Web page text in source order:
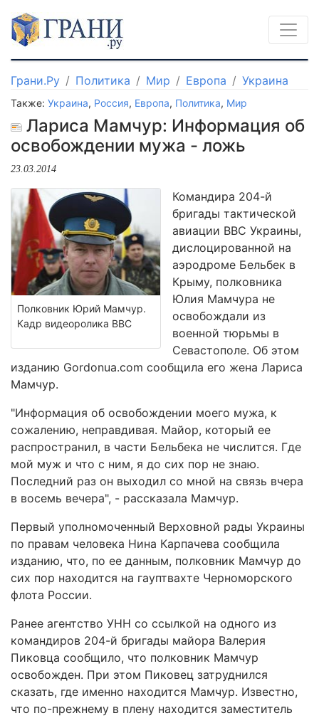
Грани.Ру Политика Мир Европа Украина
Также: Украина, Россия, Европа, Политика, Мир
Лариса Мамчур: Информация об
освобождении мужа - ложь
23.03.2014
Полковник Юрий Мамчур.
Кадр видеоролика ВВС
Командира 204-й
бригады тактической
авиации ВВС Украины,
дислоцированной на
аэродроме Бельбек в
Крыму, полковника
Юлия Мамчура не
освобождали из
военной тюрьмы в
Севастополе. Об этом
изданию Gordonua.com сообщила его жена Лариса
Мамчур.
"Информация об освобождении моего мужа, к
сожалению, неправдивая. Майор, который ее
распространил, в части Бельбека не числится. Где
мой муж и что с ним, я до сих пор не знаю.
Последний раз он выходил со мной на связь вчера
в восемь вечера", - рассказала Мамчур.
Первый уполномоченный Верховной рады Украины
по правам человека Нина Карпачева сообщила
изданию, что, по ее данным, полковник Мамчур до
сих пор находится на гауптвахте Черноморского
флота России.
Ранее агентство УНН со ссылкой на одного из
командиров 204-й бригады майора Валерия
Пиковца сообщило, что полковник Мамчур
освобожден. При этом Пиковец затруднился
сказать, где именно находится Мамчур. Известно,
что по-прежнему в плену находится заместитель